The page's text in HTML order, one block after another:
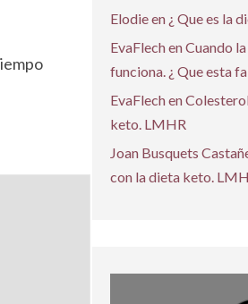
Elodieen ¿ Que es la
EvaFlechenCuando
funciona. ¿ Que esta
EvaFlechen
keto. LMHR
Joan Busquets
con la dieta keto.